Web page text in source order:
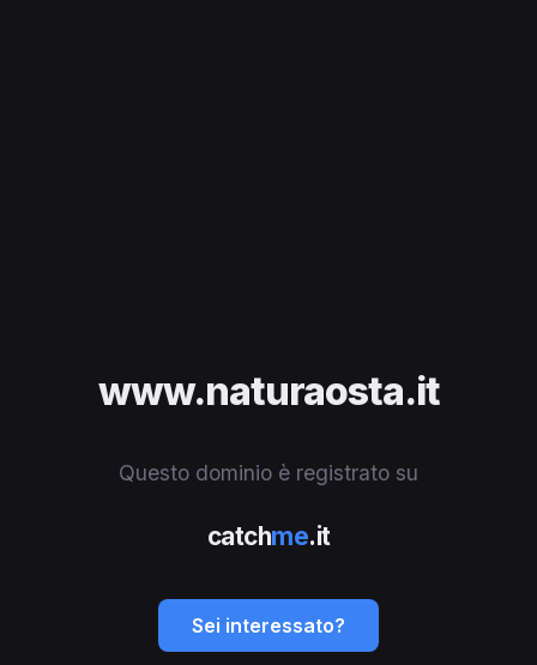
www.naturaosta.it
Questo dominio è registrato su
catchme.it
Sei interessato?